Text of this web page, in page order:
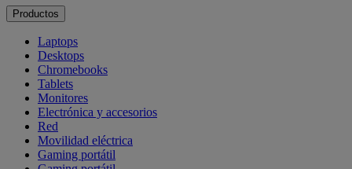
Productos
Laptops
Desktops
Chromebooks
Tablets
Monitores
Electrónica y accesorios
Red
Movilidad eléctrica
Gaming portátil